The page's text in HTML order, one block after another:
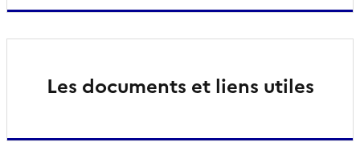
Les documents et liens utiles